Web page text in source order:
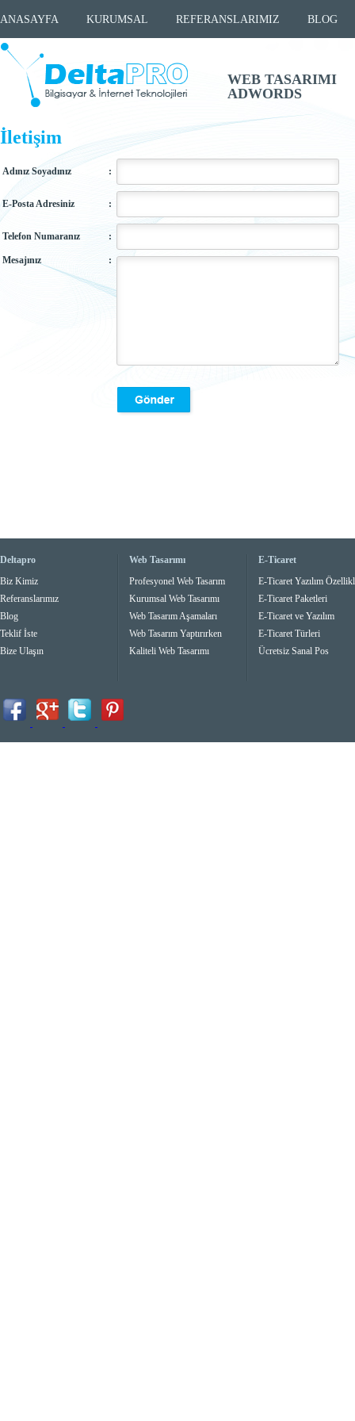
ANASAYFA KURUMSAL REFERANSLARIMIZ BLOG
WEB TASARIMI
ADWORDS
İletişim
Adınız Soyadınız :
E-Posta Adresiniz :
Telefon Numaranız :
Mesajınız :
Deltapro
Biz Kimiz
Referanslarımız
Blog
Teklif İste
Bize Ulaşın
Web Tasarımı
Profesyonel Web Tasarım
Kurumsal Web Tasarımı
Web Tasarım Aşamaları
Web Tasarım Yaptırırken
Kaliteli Web Tasarımı
E-Ticaret
E-Ticaret Yazılım
E-Ticaret Paketleri
E-Ticaret ve Yazılım
E-Ticaret Türleri
Ücretsiz Sanal Pos